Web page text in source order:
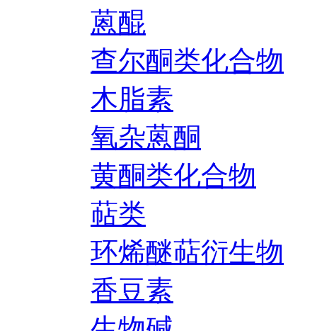
蒽醌
查尔酮类化合物
木脂素
氧杂蒽酮
黄酮类化合物
萜类
环烯醚萜衍生物
香豆素